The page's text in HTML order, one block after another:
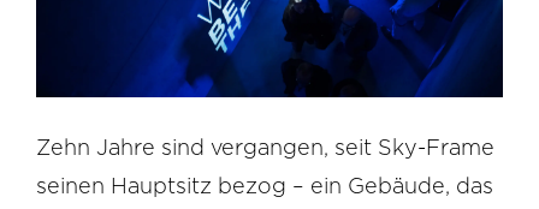
Zehn Jahre sind vergangen, seit Sky-Frame
seinen Hauptsitz bezog – ein Gebäude, das